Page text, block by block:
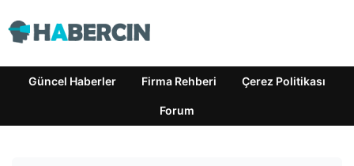
Güncel Haberler Firma Rehberi Çerez Politikası
Forum